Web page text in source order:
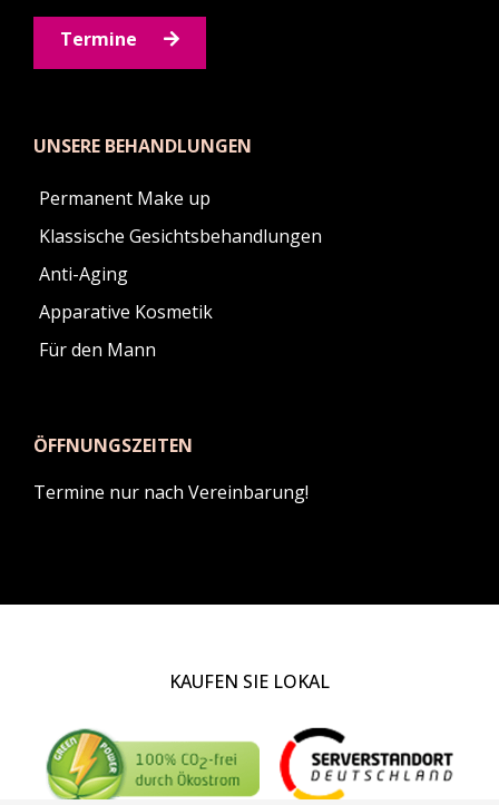
Termine
UNSERE BEHANDLUNGEN
Permanent Make up
Klassische Gesichtsbehandlungen
Anti-Aging
Apparative Kosmetik
Für den Mann
ÖFFNUNGSZEITEN
Termine nur nach Vereinbarung!
KAUFEN SIE LOKAL